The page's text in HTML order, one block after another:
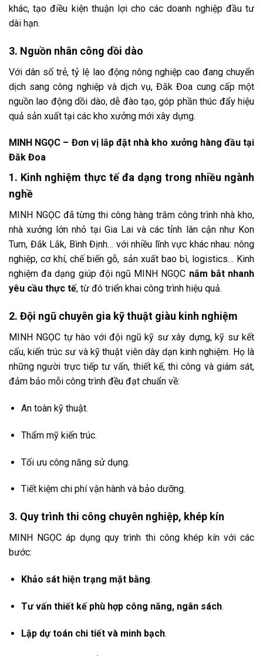
khác, tạo điều kiện thuận lợi cho các doanh nghiệp đầu tư
dài hạn.
3. Nguồn nhân công dồi dào
Với dân số trẻ, tỷ lệ lao động nông nghiệp cao đang chuyển
dịch sang công nghiệp và dịch vụ, Đăk Đoa cung cấp một
nguồn lao động dồi dào, dễ đào tạo, góp phần thúc đẩy hiệu
quả sản xuất tại các kho xưởng mới xây dựng.
MINH NGỌC – Đơn vị lắp đặt nhà kho xưởng hàng đầu tại
Đăk Đoa
1. Kinh nghiệm thực tế đa dạng trong nhiều ngành
nghề
MINH NGỌC đã từng thi công hàng trăm công trình nhà kho,
nhà xưởng lớn nhỏ tại Gia Lai và các tỉnh lân cận như Kon
Tum, Đắk Lắk, Bình Định… với nhiều lĩnh vực khác nhau: nông
nghiệp, cơ khí, chế biến gỗ, sản xuất bao bì, logistics… Kinh
nghiệm đa dạng giúp đội ngũ MINH NGỌC nắm bắt nhanh
yêu cầu thực tế, từ đó triển khai công trình hiệu quả.
2. Đội ngũ chuyên gia kỹ thuật giàu kinh nghiệm
MINH NGỌC tự hào với đội ngũ kỹ sư xây dựng, kỹ sư kết
cấu, kiến trúc sư và kỹ thuật viên dày dạn kinh nghiệm. Họ là
những người trực tiếp tư vấn, thiết kế, thi công và giám sát,
đảm bảo mỗi công trình đều đạt chuẩn về:
An toàn kỹ thuật.
Thẩm mỹ kiến trúc.
Tối ưu công năng sử dụng.
Tiết kiệm chi phí vận hành và bảo dưỡng.
3. Quy trình thi công chuyên nghiệp, khép kín
MINH NGỌC áp dụng quy trình thi công khép kín với các
bước:
Khảo sát hiện trạng mặt bằng.
Tư vấn thiết kế phù hợp công năng, ngân sách.
Lập dự toán chi tiết và minh bạch.